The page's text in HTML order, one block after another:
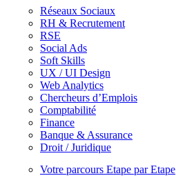
Réseaux Sociaux
RH & Recrutement
RSE
Social Ads
Soft Skills
UX / UI Design
Web Analytics
Chercheurs d’Emplois
Comptabilité
Finance
Banque & Assurance
Droit / Juridique
Votre parcours Etape par Etape